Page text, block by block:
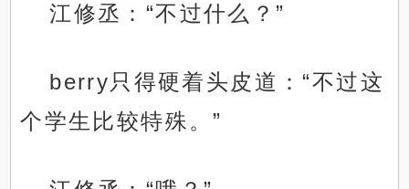
江修丞：“不过什么？”
berry只得硬着头皮道：“不过这
个学生比较特殊。”